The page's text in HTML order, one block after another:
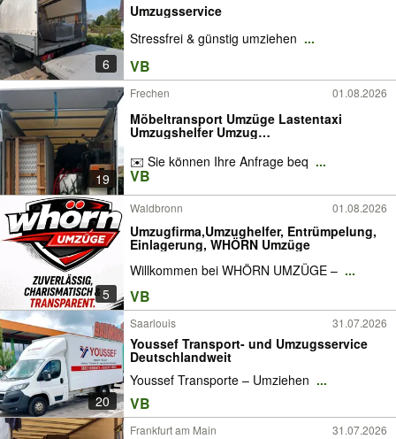
6
Umzugsservice
Stressfrei & günstig umziehen ...
VB
19
Frechen 01.08.2026
Möbeltransport Umzüge Lastentaxi
Umzugshelfer Umzug
Umzugsunternehmen Möbel Taxi
Transport Möbelpacker Kleintransporte
Privatumzug Umzugsservice
Möbelmontage Wohnungsumzug
Entrümpelung Entsorgung LKW
✉️ Sie können Ihre Anfrage beq ...
VB
5
Waldbronn 01.08.2026
Umzugfirma,Umzughelfer, Entrümpelung,
Einlagerung, WHÖRN Umzüge
Willkommen bei WHÖRN UMZÜGE – ...
VB
20
Saarlouis 31.07.2026
Youssef Transport- und Umzugsservice
Deutschlandweit
Youssef Transporte – Umziehen ...
VB
Frankfurt am Main 31.07.2026